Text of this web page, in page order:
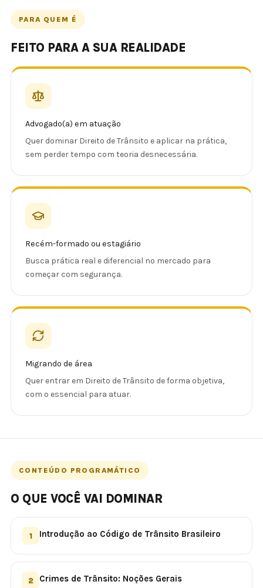
PARA QUEM É
FEITO PARA A SUA REALIDADE
Advogado(a) em atuação
Quer dominar Direito de Trânsito e aplicar na prática,
sem perder tempo com teoria desnecessária.
Recém-formado ou estagiário
Busca prática real e diferencial no mercado para
começar com segurança.
Migrando de área
Quer entrar em Direito de Trânsito de forma objetiva,
com o essencial para atuar.
CONTEÚDO PROGRAMÁTICO
O QUE VOCÊ VAI DOMINAR
1 Introdução ao Código de Trânsito Brasileiro
2 Crimes de Trânsito: Noções Gerais